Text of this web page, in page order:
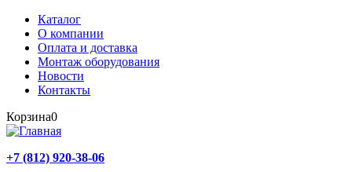
Каталог
О компании
Оплата и доставка
Монтаж оборудования
Новости
Контакты
Корзина0
+7 (812) 920-38-06